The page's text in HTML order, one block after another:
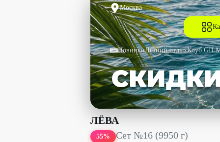
Москва
НовинкиЛетний отдыхКлуб
Сет №16 (9950 г) со скидкой 55% -
ЛЁВА
55% Сет №16 (9950 г)